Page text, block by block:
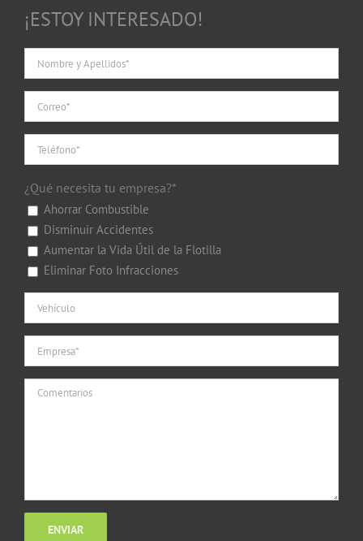
¡ESTOY INTERESADO!
¿Qué necesita tu empresa?*
Ahorrar Combustible
Disminuir Accidentes
Aumentar la Vida Útil de la Flotilla
Eliminar Foto Infracciones